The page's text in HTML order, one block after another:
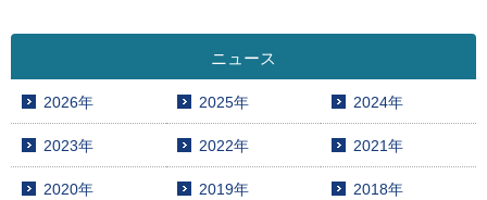
ニュース
2026年 2025年 2024年
2023年 2022年 2021年
2020年 2019年 2018年